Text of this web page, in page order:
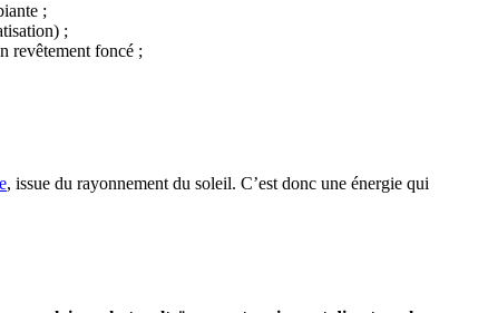
;
;
revêtement foncé ;
, issue du rayonnement du soleil. C’est donc une énergie qui